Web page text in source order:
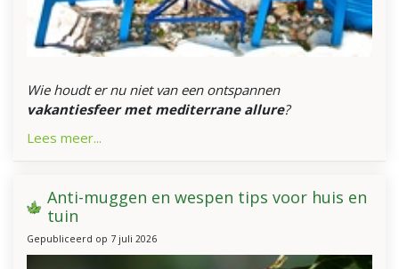
Wie houdt er nu niet van een ontspannen
vakantiesfeer met mediterrane allure?
Lees meer...
Anti-muggen en wespen tips voor huis en
tuin
Gepubliceerd op 7 juli 2026